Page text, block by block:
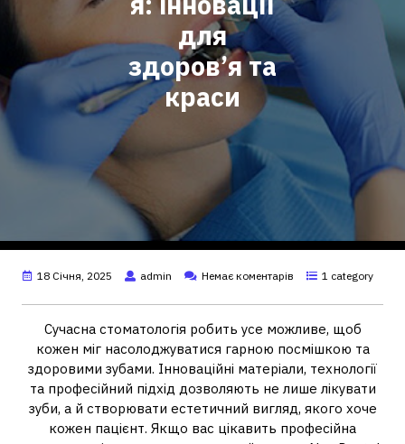
для
здоров’я та
краси
18 Січня, 2025 admin Немає коментарів 1 category
Сучасна стоматологія робить усе можливе, щоб
кожен міг насолоджуватися гарною посмішкою та
здоровими зубами. Інноваційні матеріали, технології
та професійний підхід дозволяють не лише лікувати
зуби, а й створювати естетичний вигляд, якого хоче
кожен пацієнт. Якщо вас цікавить професійна